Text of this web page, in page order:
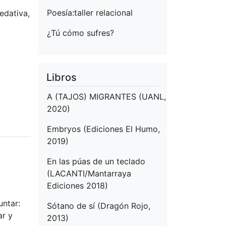
y
Poesía:taller relacional
¿Tú cómo sufres?
Libros
A (TAJOS) MIGRANTES (UANL,
2020)
Embryos (Ediciones El Humo,
2019)
En las púas de un teclado
(LACANTI/Mantarraya
Ediciones 2018)
Sótano de sí (Dragón Rojo,
2013)